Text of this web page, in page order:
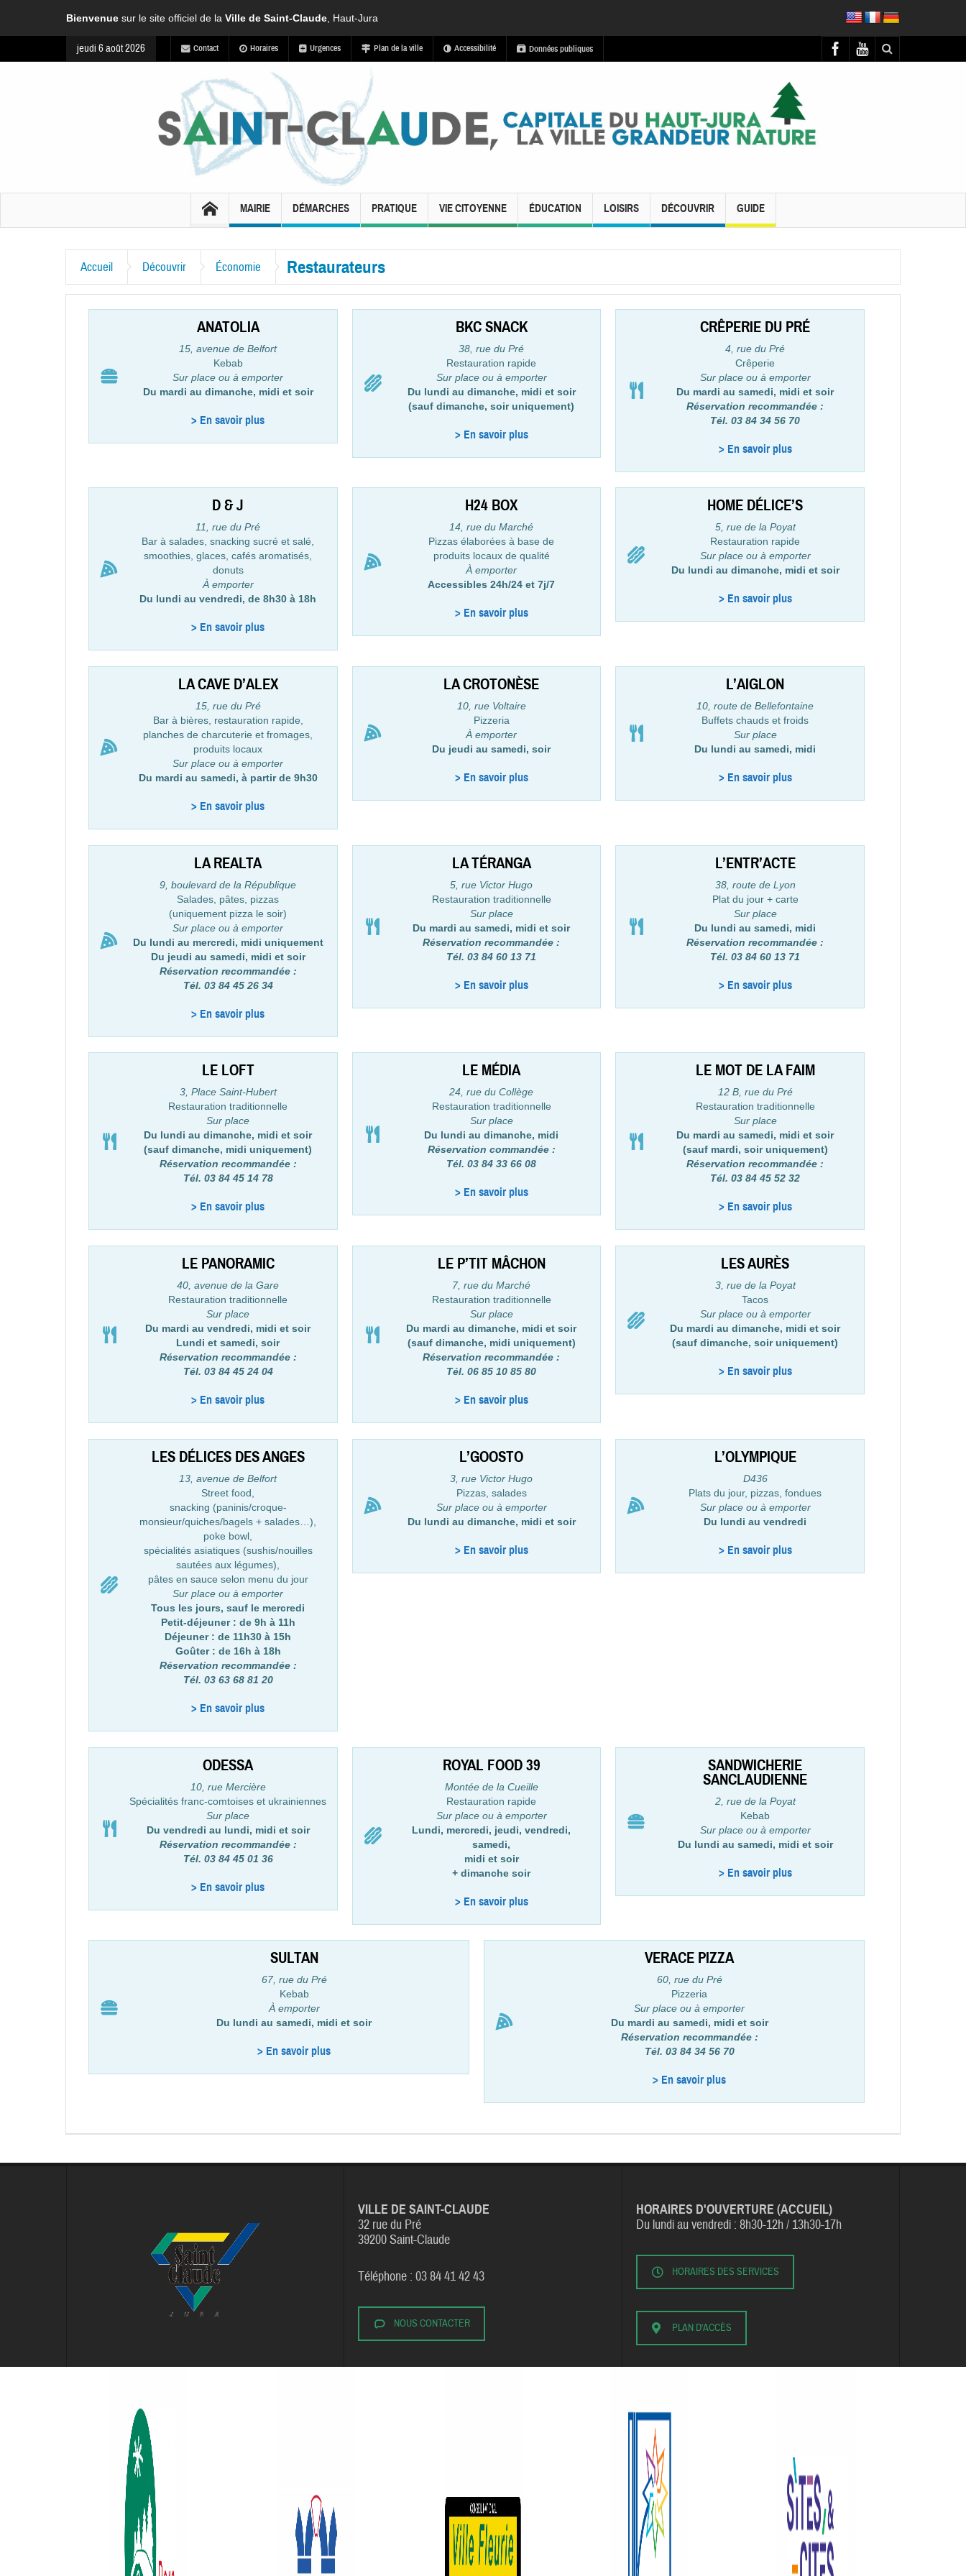
Bienvenue sur le site officiel de la Ville de Saint-Claude , Haut-Jura
jeudi 6 août 2026 Contact Horaires Urgences Plan de la ville Accessibilité Données publiques
MAIRIE DÉMARCHES PRATIQUE VIE CITOYENNE ÉDUCATION LOISIRS DÉCOUVRIR GUIDE
Accueil Découvrir Économie Restaurateurs
ANATOLIA
15, avenue de Belfort
Kebab
Sur place ou à emporter
Du mardi au dimanche, midi et soir
> En savoir plus
BKC SNACK
38, rue du Pré
Restauration rapide
Sur place ou à emporter
Du lundi au dimanche, midi et soir
(sauf dimanche, soir uniquement)
> En savoir plus
CRÊPERIE DU PRÉ
4, rue du Pré
Crêperie
Sur place ou à emporter
Du mardi au samedi, midi et soir
Réservation recommandée :
Tél. 03 84 34 56 70
> En savoir plus
D & J
11, rue du Pré
Bar à salades, snacking sucré et salé,
smoothies, glaces, cafés aromatisés,
donuts
À emporter
Du lundi au vendredi, de 8h30 à 18h
> En savoir plus
H24 BOX
14, rue du Marché
Pizzas élaborées à base de
produits locaux de qualité
À emporter
Accessibles 24h/24 et 7j/7
> En savoir plus
HOME DÉLICE’S
5, rue de la Poyat
Restauration rapide
Sur place ou à emporter
Du lundi au dimanche, midi et soir
> En savoir plus
LA CAVE D’ALEX
15, rue du Pré
Bar à bières, restauration rapide,
planches de charcuterie et fromages,
produits locaux
Sur place ou à emporter
Du mardi au samedi, à partir de 9h30
> En savoir plus
LA CROTONÈSE
10, rue Voltaire
Pizzeria
À emporter
Du jeudi au samedi, soir
> En savoir plus
L’AIGLON
10, route de Bellefontaine
Buffets chauds et froids
Sur place
Du lundi au samedi, midi
> En savoir plus
LA REALTA
9, boulevard de la République
Salades, pâtes, pizzas
(uniquement pizza le soir)
Sur place ou à emporter
Du lundi au mercredi, midi uniquement
Du jeudi au samedi, midi et soir
Réservation recommandée :
Tél. 03 84 45 26 34
> En savoir plus
LA TÉRANGA
5, rue Victor Hugo
Restauration traditionnelle
Sur place
Du mardi au samedi, midi et soir
Réservation recommandée :
Tél. 03 84 60 13 71
> En savoir plus
L’ENTR’ACTE
38, route de Lyon
Plat du jour + carte
Sur place
Du lundi au samedi, midi
Réservation recommandée :
Tél. 03 84 60 13 71
> En savoir plus
LE LOFT
3, Place Saint-Hubert
Restauration traditionnelle
Sur place
Du lundi au dimanche, midi et soir
(sauf dimanche, midi uniquement)
Réservation recommandée :
Tél. 03 84 45 14 78
> En savoir plus
LE MÉDIA
24, rue du Collège
Restauration traditionnelle
Sur place
Du lundi au dimanche, midi
Réservation commandée :
Tél. 03 84 33 66 08
> En savoir plus
LE MOT DE LA FAIM
12 B, rue du Pré
Restauration traditionnelle
Sur place
Du mardi au samedi, midi et soir
(sauf mardi, soir uniquement)
Réservation recommandée :
Tél. 03 84 45 52 32
> En savoir plus
LE PANORAMIC
40, avenue de la Gare
Restauration traditionnelle
Sur place
Du mardi au vendredi, midi et soir
Lundi et samedi, soir
Réservation recommandée :
Tél. 03 84 45 24 04
> En savoir plus
LE P’TIT MÂCHON
7, rue du Marché
Restauration traditionnelle
Sur place
Du mardi au dimanche, midi et soir
(sauf dimanche, midi uniquement)
Réservation recommandée :
Tél. 06 85 10 85 80
> En savoir plus
LES AURÈS
3, rue de la Poyat
Tacos
Sur place ou à emporter
Du mardi au dimanche, midi et soir
(sauf dimanche, soir uniquement)
> En savoir plus
LES DÉLICES DES ANGES
13, avenue de Belfort
Street food,
snacking (paninis/croque-
monsieur/quiches/bagels + salades…),
poke bowl,
spécialités asiatiques (sushis/nouilles
sautées aux légumes),
pâtes en sauce selon menu du jour
Sur place ou à emporter
Tous les jours, sauf le mercredi
Petit-déjeuner : de 9h à 11h
Déjeuner : de 11h30 à 15h
Goûter : de 16h à 18h
Réservation recommandée :
Tél. 03 63 68 81 20
> En savoir plus
L’GOOSTO
3, rue Victor Hugo
Pizzas, salades
Sur place ou à emporter
Du lundi au dimanche, midi et soir
> En savoir plus
L’OLYMPIQUE
D436
Plats du jour, pizzas, fondues
Sur place ou à emporter
Du lundi au vendredi
> En savoir plus
ODESSA
10, rue Mercière
Spécialités franc-comtoises et ukrainiennes
Sur place
Du vendredi au lundi, midi et soir
Réservation recommandée :
Tél. 03 84 45 01 36
> En savoir plus
ROYAL FOOD 39
Montée de la Cueille
Restauration rapide
Sur place ou à emporter
Lundi, mercredi, jeudi, vendredi,
samedi,
midi et soir
+ dimanche soir
> En savoir plus
SANDWICHERIE
SANCLAUDIENNE
2, rue de la Poyat
Kebab
Sur place ou à emporter
Du lundi au samedi, midi et soir
> En savoir plus
SULTAN
67, rue du Pré
Kebab
À emporter
Du lundi au samedi, midi et soir
> En savoir plus
VERACE PIZZA
60, rue du Pré
Pizzeria
Sur place ou à emporter
Du mardi au samedi, midi et soir
Réservation recommandée :
Tél. 03 84 34 56 70
> En savoir plus
VILLE DE SAINT-CLAUDE
32 rue du Pré
39200 Saint-Claude
Téléphone : 03 84 41 42 43
NOUS CONTACTER
HORAIRES D'OUVERTURE (ACCUEIL)
Du lundi au vendredi : 8h30-12h / 13h30-17h
HORAIRES DES SERVICES
PLAN D'ACCÈS